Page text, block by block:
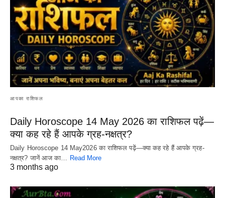
आपका राशिफल
Daily Horoscope 14 May 2026 का राशिफल पढ़ें—
क्या कह रहे हैं आपके ग्रह-नक्षत्र?
Daily Horoscope 14 May2026 का राशिफल पढ़ें—क्या कह रहे हैं आपके ग्रह-
नक्षत्र? जानें आज का… Read More
3 months ago